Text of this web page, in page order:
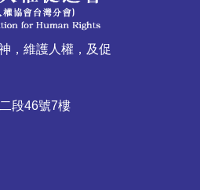
，維護人權，及促
段46號7樓